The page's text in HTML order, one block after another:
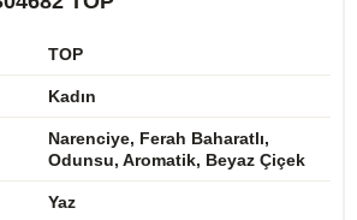
TOP
Kadın
Narenciye, Ferah Baharatlı,
Odunsu, Aromatik, Beyaz Çiçek
Yaz